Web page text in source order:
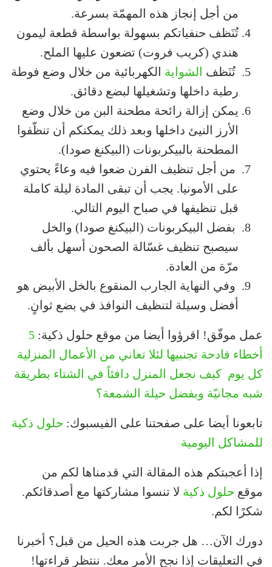
من أجل إنجاز هذه المهمّة بسرعة.
تُنَظف حنفياتكم بسهولة بواسطة قطعة ليمون
هندي (كريب فروت) تضعون عليها الملح.
تُنَظف الشواية الكهربائية من خلال وضع فوطة
رطبة داخلها وتشغيلها لبضع دقائق.
يمكن إزالة رائحة مطحنة البن من خلال وضع
الأرز النيئ داخلها وبعد ذلك يمكنكم أن تنظّفوا
المطحنة بالبيكربونات (البيكنغ صودا).
من أجل تنظيف الفرن ضعوا فيه وعاءً يحتوي
على الأمونيا. يجب أن تبقى المادة ليلة كاملة
قبل تنظيفها في صباح اليوم التالي.
بفضل البيكربونات (البيكنغ صودا) والخل
سيصبح تنظيف غسّالة الصحون أسهل بألف
مرّة من العادة.
وفي النهاية الجارب المنقوع بالخل الأبيض هو
أفضل وسيلة لتنظيف النوافذ في بضع ثوانٍ.
عمل موفّق! اقرؤوا أيضا من موقع حلول ذكية: 5
أخطاء فادحة تجنبيها لئلا تعاني من الأعمال المنزلية
كل يوم كيف نجعل المنزل دافئاً في الشتاء بطريقة
شبه مجانيّة وبفضل حيلة الشمعة؟
تابعونا أيضا على صفحتنا على الفيسبوك: حلول ذكية
للمشاكل اليومية
إذا أعجبتكم هذه المقالة التي قدمناها لكم من
موقع حلول ذكية لا تنسوا مشاركتها مع أصدقائكم.
شكرًا لكم.
دورك الآن… هل جربت هذه الحيل من قبل؟ أخبرنا
في التعليقات إذا نجح الأمر معك. ننتظر قراءتها!